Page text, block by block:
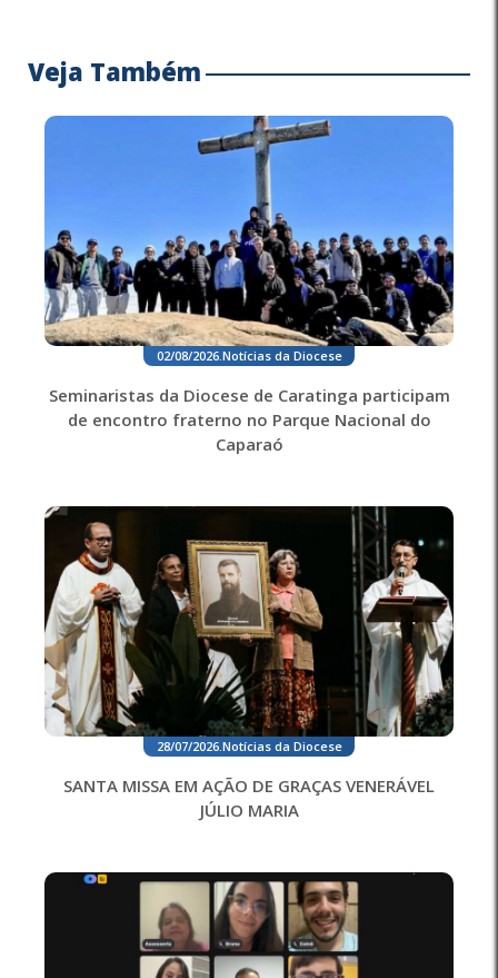
Veja Também
02/08/2026. Notícias da Diocese
Seminaristas da Diocese de Caratinga participam
de encontro fraterno no Parque Nacional do
Caparaó
28/07/2026. Notícias da Diocese
SANTA MISSA EM AÇÃO DE GRAÇAS VENERÁVEL
JÚLIO MARIA